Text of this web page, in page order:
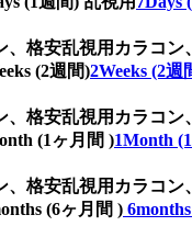
格安乱視用カラコン
(2週間)2Weeks (2週
格安乱視用カラコン
(1ヶ月間 )1Month
格安乱視用カラコン
(6ヶ月間 )